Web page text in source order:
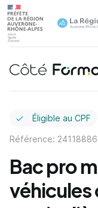
Éligible au CPF
Référence:
Bac pro
véhicules